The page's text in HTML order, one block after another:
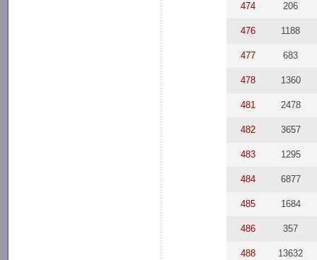
474 206
476 1188
477 683
478 1360
481 2478
482 3657
483 1295
484 6877
485 1684
486 357
488 13632